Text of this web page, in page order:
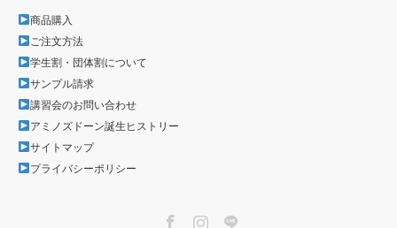
商品購入
ご注文方法
学生割・団体割について
サンプル請求
講習会のお問い合わせ
アミノズドーン誕生ヒストリー
サイトマップ
プライバシーポリシー